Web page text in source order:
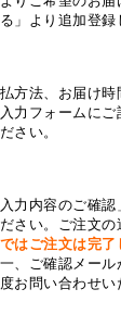
」より追加登
方法、お届け
力フォームに
さい。
入力内容のご確
さい。ご注文
はご注文は完
、ご確認メール
お問い合わせ